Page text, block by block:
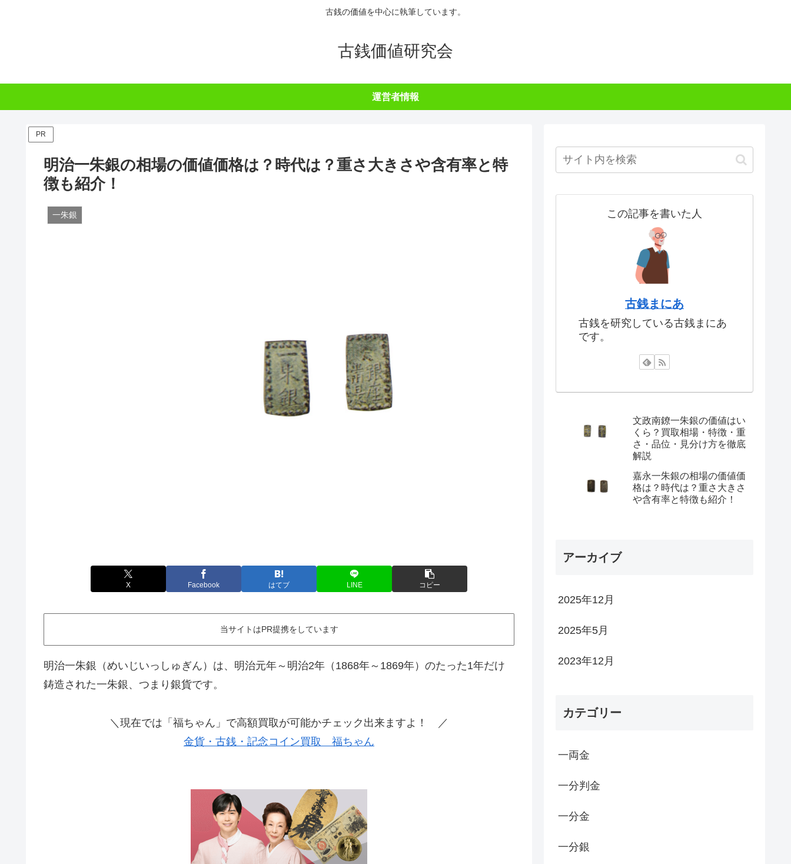
古銭の価値を中心に執筆しています。
古銭価値研究会
運営者情報
PR
明治一朱銀の相場の価値価格は？時代は？重さ大きさや含有率と特
徴も紹介！
一朱銀
X Facebook はてブ LINE コピー
当サイトはPR提携をしています
明治一朱銀（めいじいっしゅぎん）は、明治元年～明治2年（1868年～1869年）のたった1年だけ
鋳造された一朱銀、つまり銀貨です。
＼現在では「福ちゃん」で高額買取が可能かチェック出来ますよ！ ／
金貨・古銭・記念コイン買取 福ちゃん
この記事を書いた人
古銭まにあ
古銭を研究している古銭まにあ
です。
文政南鐐一朱銀の価値はい
くら？買取相場・特徴・重
さ・品位・見分け方を徹底
解説
嘉永一朱銀の相場の価値価
格は？時代は？重さ大きさ
や含有率と特徴も紹介！
アーカイブ
2025年12月
2025年5月
2023年12月
カテゴリー
一両金
一分判金
一分金
一分銀